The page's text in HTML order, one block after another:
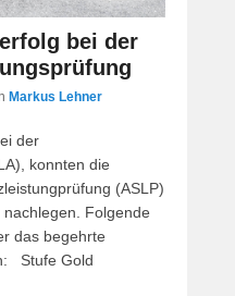
bei der
Markus Lehner
der
konnten die
(ASLP)
Folgende
das begehrte
Stufe Gold